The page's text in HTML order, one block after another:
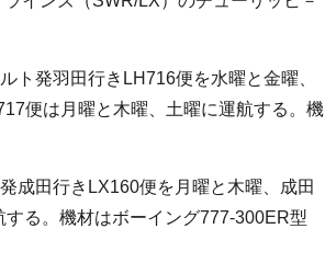
発羽田行きLH716便を水曜と金曜、
便は月曜と木曜、土曜に運航する。機
成田行きLX160便を月曜と木曜、成田
る。機材はボーイング777-300ER型